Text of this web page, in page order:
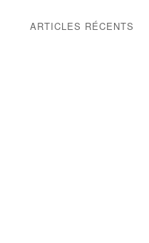
ARTICLES RÉCENTS